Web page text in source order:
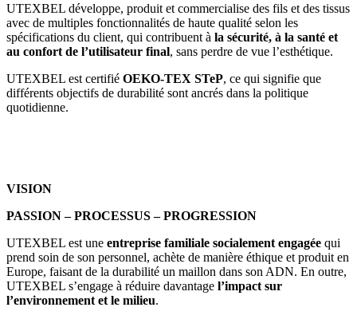
UTEXBEL développe, produit et commercialise des fils et des tissus
avec de multiples fonctionnalités de haute qualité selon les
spécifications du client, qui contribuent à la sécurité, à la santé et
au confort de l’utilisateur final, sans perdre de vue l’esthétique.
UTEXBEL est certifié OEKO-TEX STeP, ce qui signifie que
différents objectifs de durabilité sont ancrés dans la politique
quotidienne.
VISION
PASSION – PROCESSUS – PROGRESSION
UTEXBEL est une entreprise familiale socialement engagée qui
prend soin de son personnel, achète de manière éthique et produit en
Europe, faisant de la durabilité un maillon dans son ADN. En outre,
UTEXBEL s’engage à réduire davantage l’impact sur
l’environnement et le milieu.